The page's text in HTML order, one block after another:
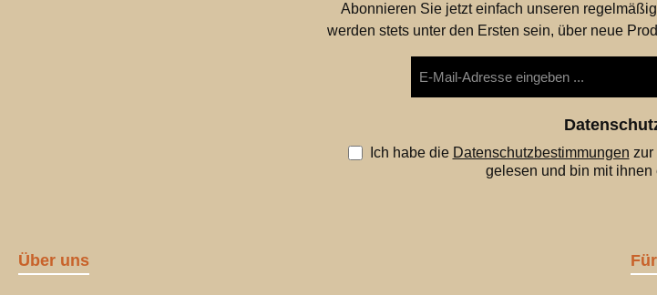
Abonnieren Sie jetzt einfach unseren
werden stets unter den Ersten sein, über neue
Mail-
Ich habe die Datenschutzbestimmungen
gelesen und bin mit ihnen
Über uns